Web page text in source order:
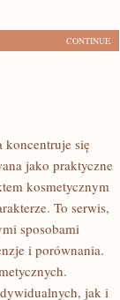
CONTINUE
koncentruje się
jako praktyczne
kosmetycznym
To serwis,
sposobami
i porównania.
jak i